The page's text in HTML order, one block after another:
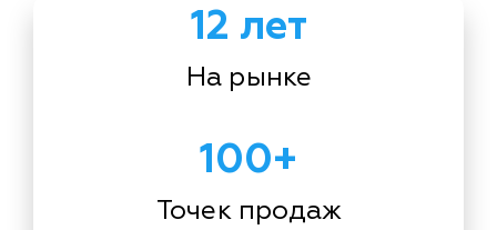
12 лет
На рынке
100+
Точек продаж